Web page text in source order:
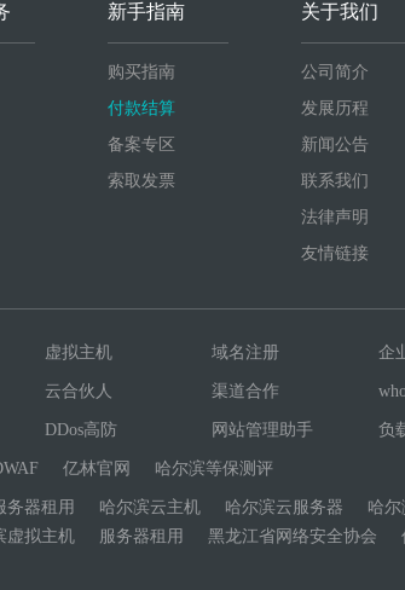
新手指南
购买指南
付款结算
备案专区
索取发票
关于我们
公司简介
发展历程
新闻公告
联系我们
法律声明
友情链接
虚拟主机 域名注册 企
云合伙人 渠道合作
DDos高防 网站管理助手 负
亿林官网 哈尔滨等保测评
务器租用 哈尔滨云主机 哈尔滨云服务器 哈
虚拟主机 服务器租用 黑龙江省网络安全协会